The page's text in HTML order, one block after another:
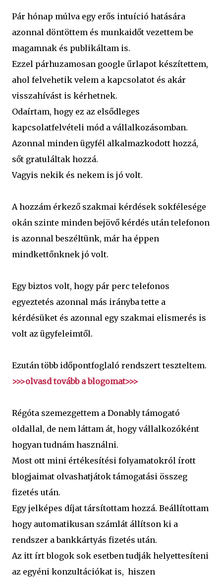
Pár hónap múlva egy erős intuíció hatására
azonnal döntöttem és munkaidőt vezettem be
magamnak és publikáltam is.
Ezzel párhuzamosan google űrlapot készítettem,
ahol felvehetik velem a kapcsolatot és akár
visszahívást is kérhetnek.
Odaírtam, hogy ez az elsődleges
kapcsolatfelvételi mód a vállalkozásomban.
Azonnal minden ügyfél alkalmazkodott hozzá,
sőt gratuláltak hozzá.
Vagyis nekik és nekem is jó volt.
A hozzám érkező szakmai kérdések sokfélesége
okán szinte minden bejövő kérdés után telefonon
is azonnal beszéltünk, már ha éppen
mindkettőnknek jó volt.
Egy biztos volt, hogy pár perc telefonos
egyeztetés azonnal más irányba tette a
kérdésüket és azonnal egy szakmai elismerés is
volt az ügyfeleimtől.
Ezután több időpontfoglaló rendszert teszteltem.
>>>olvasd tovább a blogomat>>>
Régóta szemezgettem a Donably támogató
oldallal, de nem láttam át, hogy vállalkozóként
hogyan tudnám használni.
Most ott mini értékesítési folyamatokról írott
blogjaimat olvashatjátok támogatási összeg
fizetés után.
Egy jelképes díjat társítottam hozzá. Beállítottam
hogy automatikusan számlát állítson ki a
rendszer a bankkártyás fizetés után.
Az itt írt blogok sok esetben tudják helyettesíteni
az egyéni konzultációkat is, hiszen